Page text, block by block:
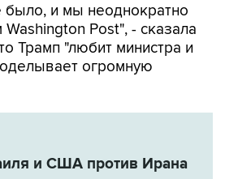
было, и мы неоднократно
Post", - сказала
Трамп "любит министра и
огромную
и США против Ирана